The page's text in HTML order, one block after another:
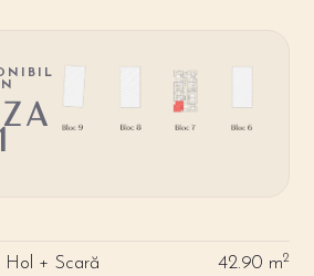
Hol + Scară 42.90 m2